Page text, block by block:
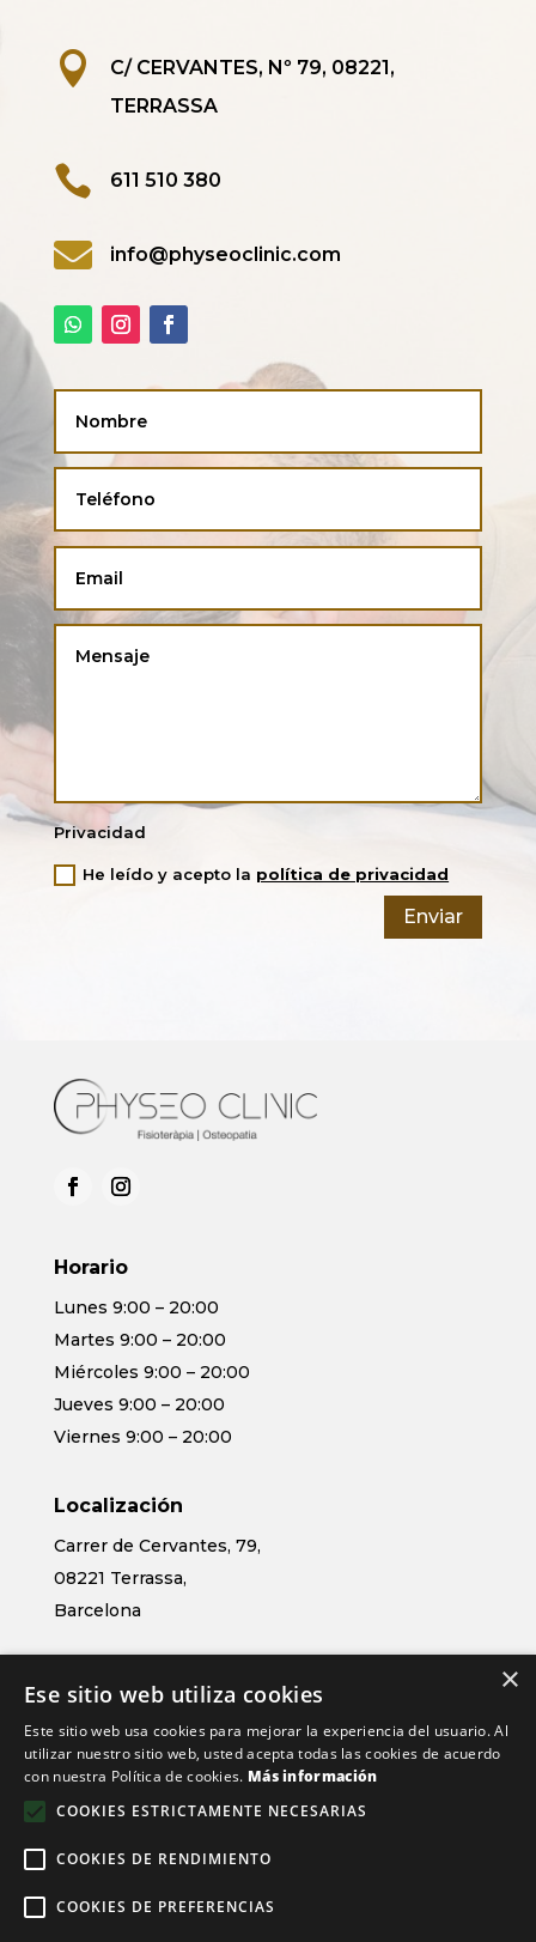

C/ CERVANTES, Nº 79, 08221,
TERRASSA
 611 510 380
 info@physeoclinic.com
Privacidad
He leído y acepto la política de privacidad
Enviar
Horario
Lunes 9:00 – 20:00
Martes 9:00 – 20:00
Miércoles 9:00 – 20:00
Jueves 9:00 – 20:00
Viernes 9:00 – 20:00
Localización
Carrer de Cervantes, 79,
08221 Terrassa,
Barcelona
info@physeoclinic.com
Financiado por la Unión Europea – NextGenerationEU
×
Ese sitio web utiliza cookies
Este sitio web usa cookies para mejorar la experiencia del usuario. Al
utilizar nuestro sitio web, usted acepta todas las cookies de acuerdo
con nuestra Política de cookies. Más información
COOKIES ESTRICTAMENTE NECESARIAS
COOKIES DE RENDIMIENTO
COOKIES DE PREFERENCIAS